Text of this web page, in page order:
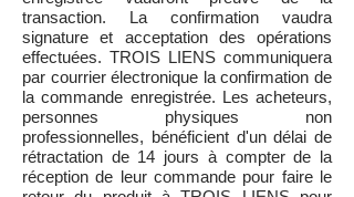
transaction. La confirmation vaudra
signature et acceptation des opérations
effectuées. TROIS LIENS communiquera
par courrier électronique la confirmation de
la commande enregistrée. Les acheteurs,
personnes physiques non
professionnelles, bénéficient d'un délai de
rétractation de 14 jours à compter de la
réception de leur commande pour faire le